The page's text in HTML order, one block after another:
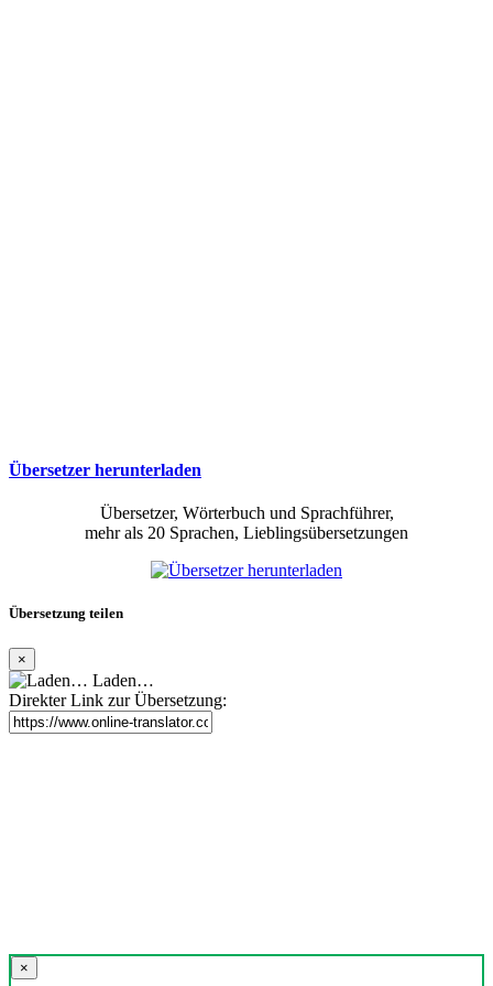
Übersetzer herunterladen
Übersetzer, Wörterbuch und Sprachführer,
mehr als 20 Sprachen, Lieblingsübersetzungen
Übersetzung teilen
×
Laden…
Direkter Link zur Übersetzung:
×